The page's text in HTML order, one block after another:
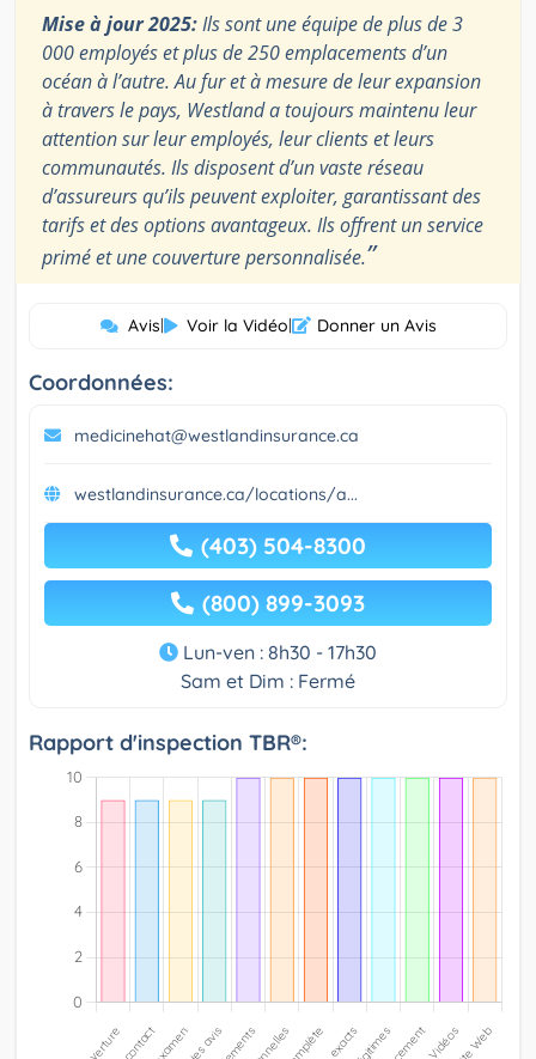
Mise à jour 2025:Ils sont une équipe de plus de 3
000 employés et plus de 250 emplacements d’un
océan à l’autre. Au fur et à mesure de leur expansion
à travers le pays, Westland a toujours maintenu leur
attention sur leur employés, leur clients et leurs
communautés. Ils disposent d’un vaste réseau
d’assureurs qu’ils peuvent exploiter, garantissant des
tarifs et des options avantageux. Ils offrent un service
primé et une couverture personnalisée.”
Avis| Voir la Vidéo| Donner un Avis
Coordonnées:
medicinehat@westlandinsurance.ca
westlandinsurance.ca/locations/a...
(403) 504-8300
(800) 899-3093
Lun-ven : 8h30 - 17h30
Sam et Dim : Fermé
Rapport d'inspection TBR®: